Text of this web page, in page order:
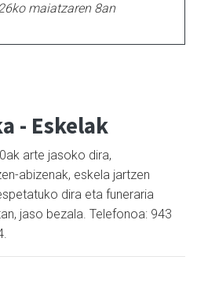
maiatzaren 8an
- Eskelak
arte jasoko dira,
abizenak, eskela jartzen
dira eta funeraria
jaso bezala. Telefonoa: 943